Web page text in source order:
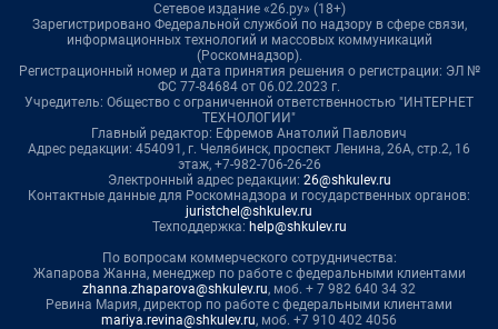
Сетевое издание «26.ру» (18+)
Зарегистрировано Федеральной службой по надзору в сфере связи,
информационных технологий и массовых коммуникаций
(Роскомнадзор).
Регистрационный номер и дата принятия решения о регистрации: ЭЛ №
ФС 77-84684 от 06.02.2023 г.
Учредитель: Общество с ограниченной ответственностью "ИНТЕРНЕТ
ТЕХНОЛОГИИ"
Главный редактор: Ефремов Анатолий Павлович
Адрес редакции: 454091, г. Челябинск, проспект Ленина, 26А, стр.2, 16
этаж, +7-982-706-26-26
Электронный адрес редакции: 26@shkulev.ru
Контактные данные для Роскомнадзора и государственных органов:
juristchel@shkulev.ru
Техподдержка: help@shkulev.ru
По вопросам коммерческого сотрудничества:
Жапарова Жанна, менеджер по работе с федеральными клиентами
zhanna.zhaparova@shkulev.ru, моб. + 7 982 640 34 32
Ревина Мария, директор по работе с федеральными клиентами
mariya.revina@shkulev.ru, моб. +7 910 402 4056